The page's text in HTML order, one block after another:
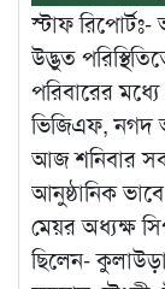
স্টাফ
উদ্ভুত
পরিবারের মধ্যে
ভিজিএফ, নগদ
আজ শনিবার
আনুষ্ঠানিক
মেয়র অধ্যক্ষ
ছিলেন-